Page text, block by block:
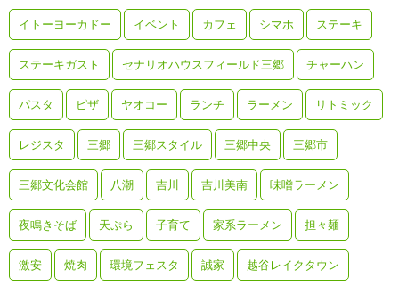
イトーヨーカドー イベント カフェ シマホ ステーキ
ステーキガスト セナリオハウスフィールド三郷 チャーハン
パスタ ピザ ヤオコー ランチ ラーメン リトミック
レジスタ 三郷 三郷スタイル 三郷中央 三郷市
三郷文化会館 八潮 吉川 吉川美南 味噌ラーメン
夜鳴きそば 天ぷら 子育て 家系ラーメン 担々麺
激安 焼肉 環境フェスタ 誠家 越谷レイクタウン